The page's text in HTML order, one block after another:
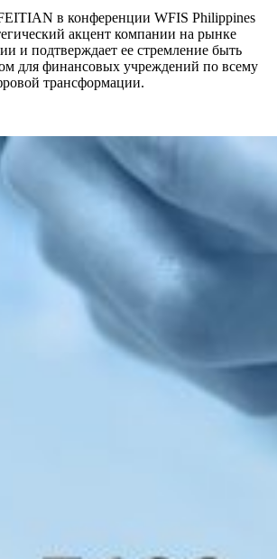
в конференции WFIS Philippines
акцент компании на рынке
и подтверждает ее стремление быть
для финансовых учреждений по всему
трансформации.